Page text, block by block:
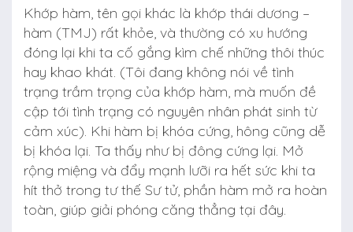
Khớp hàm, tên gọi khác là khớp thái dương –
hàm (TMJ) rất khỏe, và thường có xu hướng
đóng lại khi ta cố gắng kìm chế những thôi thúc
hay khao khát. (Tôi đang không nói về tình
trạng trầm trọng của khớp hàm, mà muốn đề
cập tới tình trạng có nguyên nhân phát sinh từ
cảm xúc). Khi hàm bị khóa cứng, hông cũng dễ
bị khóa lại. Ta thấy như bị đông cứng lại. Mở
rộng miệng và đẩy mạnh lưỡi ra hết sức khi ta
hít thở trong tư thế Sư tử, phần hàm mở ra hoàn
toàn, giúp giải phóng căng thẳng tại đây.